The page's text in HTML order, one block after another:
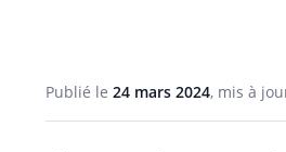
Publié le 24 mars 2024, mis à